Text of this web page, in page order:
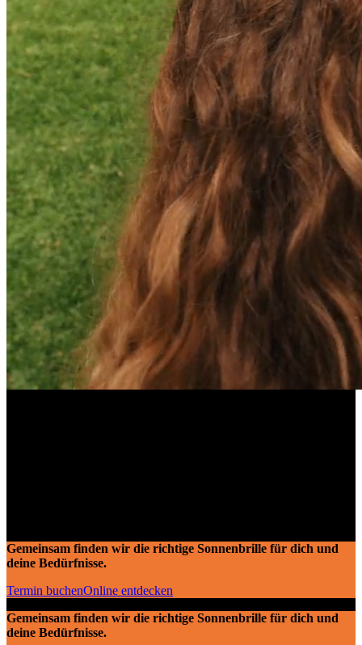
Gemeinsam finden wir die richtige Sonnenbrille für dich und
deine Bedürfnisse.
Termin buchenOnline entdecken
Gemeinsam finden wir die richtige Sonnenbrille für dich und
deine Bedürfnisse.